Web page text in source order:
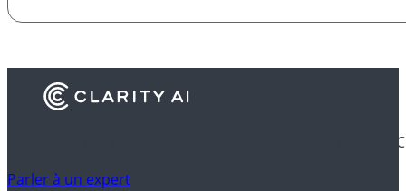
Découvrez comment les institutions financières utilisent
Parler à un expert